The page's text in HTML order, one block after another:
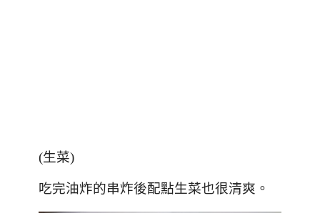
(生菜)
吃完油炸的串炸後配點生菜也很清爽。